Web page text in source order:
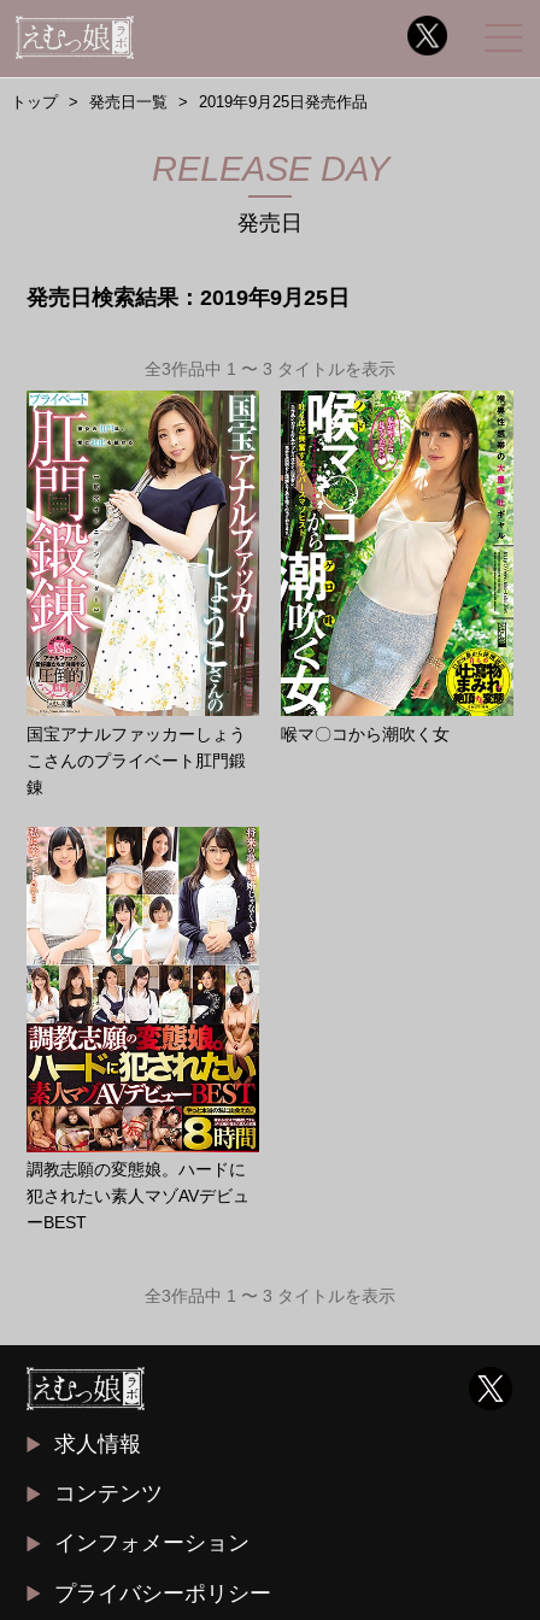
トップ 発売日一覧 2019年9月25日発売作品
RELEASE DAY
発売日
発売日検索結果：2019年9月25日
全3作品中 1 〜 3 タイトルを表示
国宝アナルファッカーしょう
こさんのプライベート肛門鍛
錬
喉マ〇コから潮吹く女
調教志願の変態娘。ハードに
犯されたい素人マゾAVデビュ
ーBEST
全3作品中 1 〜 3 タイトルを表示
求人情報
コンテンツ
インフォメーション
プライバシーポリシー